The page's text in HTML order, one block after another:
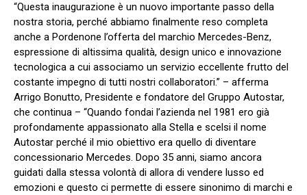
“Questa inaugurazione è un nuovo importante passo della
nostra storia, perché abbiamo finalmente reso completa
anche a Pordenone l’offerta del marchio Mercedes-Benz,
espressione di altissima qualità, design unico e innovazione
tecnologica a cui associamo un servizio eccellente frutto del
costante impegno di tutti nostri collaboratori.” – afferma
Arrigo Bonutto, Presidente e fondatore del Gruppo Autostar,
che continua – “Quando fondai l’azienda nel 1981 ero già
profondamente appassionato alla Stella e scelsi il nome
Autostar perché il mio obiettivo era quello di diventare
concessionario Mercedes. Dopo 35 anni, siamo ancora
guidati dalla stessa volontà di allora di vendere lusso ed
emozioni e questo ci permette di essere sinonimo di marchi e